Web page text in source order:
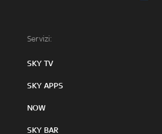
Servizi:
SKY TV
SKY APPS
NOW
SKY BAR